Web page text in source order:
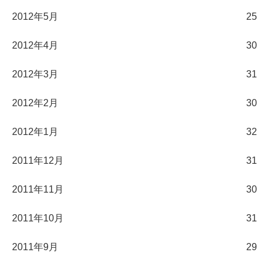
2012年5月 25
2012年4月 30
2012年3月 31
2012年2月 30
2012年1月 32
2011年12月 31
2011年11月 30
2011年10月 31
2011年9月 29